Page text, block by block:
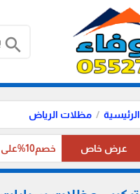
search
الرئيسية مظلات الرياض
عرض خاص خصم10%على مظلات الرياض على مظلات السيارات